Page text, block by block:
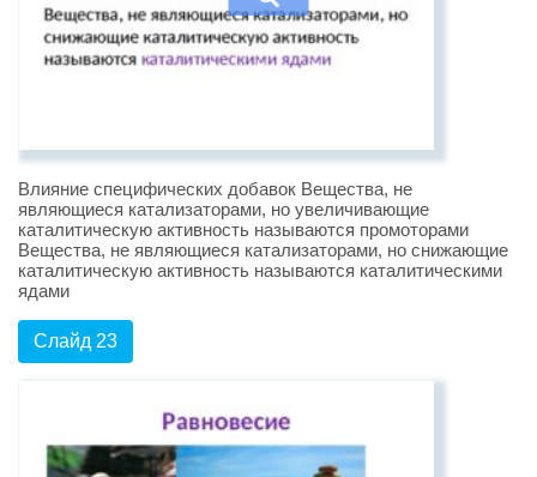
Влияние специфических добавок Вещества, не
являющиеся катализаторами, но увеличивающие
каталитическую активность называются промоторами
Вещества, не являющиеся катализаторами, но снижающие
каталитическую активность называются каталитическими
ядами
Слайд 23